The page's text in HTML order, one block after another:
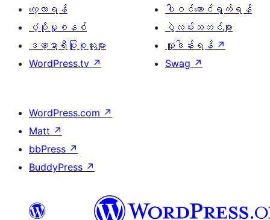
လေ့လာရန်
ပံ့ပိုးမှုစနစ်
ဒဏ္ဍာရီပြုစုသူများ
WordPress.tv ↗
ပါဝင်ဆောင်ရွက်ရန်
ပွဲလမ်းသဘင်များ
လှူဒါန်းရန် ↗
Swag ↗
WordPress.com ↗
Matt ↗
bbPress ↗
BuddyPress ↗